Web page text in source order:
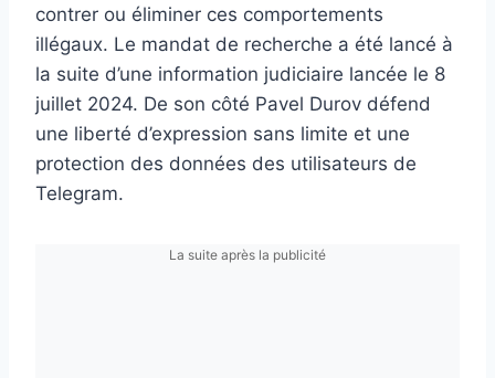
contrer ou éliminer ces comportements
illégaux. Le mandat de recherche a été lancé à
la suite d’une information judiciaire lancée le 8
juillet 2024. De son côté Pavel Durov défend
une liberté d’expression sans limite et une
protection des données des utilisateurs de
Telegram.
La suite après la publicité